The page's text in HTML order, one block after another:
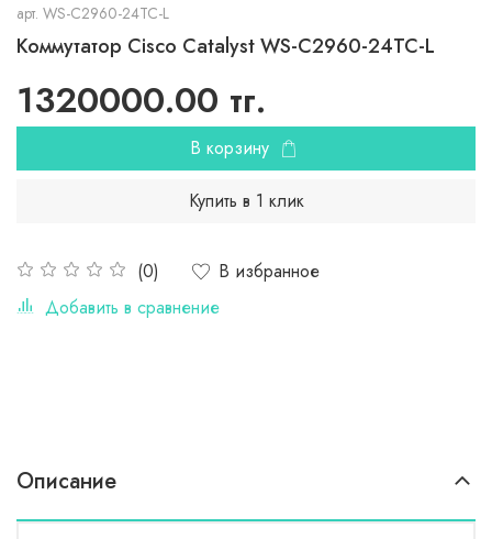
арт. WS-C2960-24TC-L
Коммутатор Cisco Catalyst WS-C2960-24TC-L
(0)
В избранное
Добавить в сравнение
1320000.00 тг.
В корзину
Купить в 1 клик
Описание